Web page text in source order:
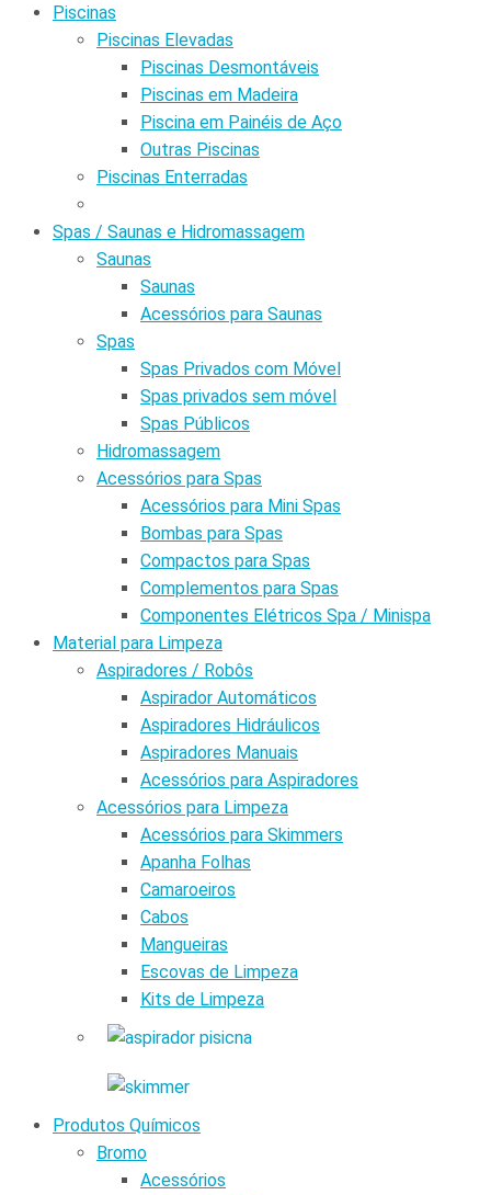
Piscinas
Piscinas Elevadas
Piscinas Desmontáveis
Piscinas em Madeira
Piscina em Painéis de Aço
Outras Piscinas
Piscinas Enterradas
Spas / Saunas e Hidromassagem
Saunas
Saunas
Acessórios para Saunas
Spas
Spas Privados com Móvel
Spas privados sem móvel
Spas Públicos
Hidromassagem
Acessórios para Spas
Acessórios para Mini Spas
Bombas para Spas
Compactos para Spas
Complementos para Spas
Componentes Elétricos Spa / Minispa
Material para Limpeza
Aspiradores / Robôs
Aspirador Automáticos
Aspiradores Hidráulicos
Aspiradores Manuais
Acessórios para Aspiradores
Acessórios para Limpeza
Acessórios para Skimmers
Apanha Folhas
Camaroeiros
Cabos
Mangueiras
Escovas de Limpeza
Kits de Limpeza
Produtos Químicos
Bromo
Acessórios